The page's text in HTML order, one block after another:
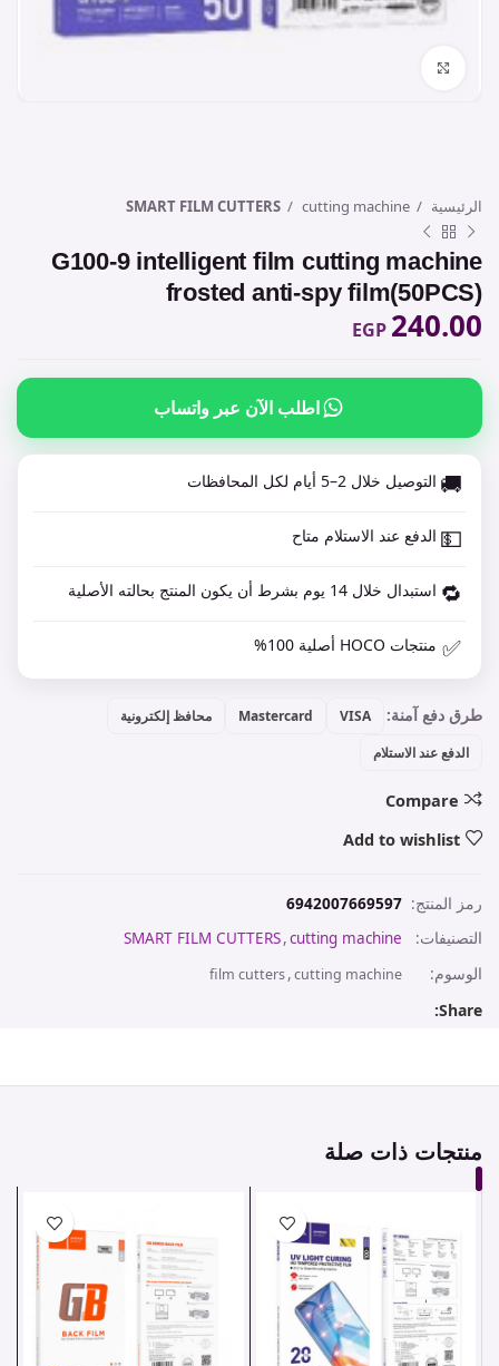
الرئيسية cutting machine
SMART FILM CUTTERS
G100-9 intelligent film cutting machine
frosted anti-spy film(50PCS)
EGP 240.00
اطلب الآن عبر واتساب
🚚 التوصيل خلال 2–5 أيام لكل المحافظات
💵 الدفع عند الاستلام متاح
🔁 استبدال خلال 14 يوم بشرط أن يكون المنتج بحالته الأصلية
✅ منتجات HOCO أصلية 100%
طرق دفع آمنة: VISA
Mastercard
محافظ إلكترونية
الدفع عند الاستلام
Compare
Add to wishlist
رمز المنتج: 6942007669597
التصنيفات:
cutting machine
,
SMART FILM CUTTERS
الوسوم:
cutting machine
,
film cutters
Share:
منتجات ذات صلة